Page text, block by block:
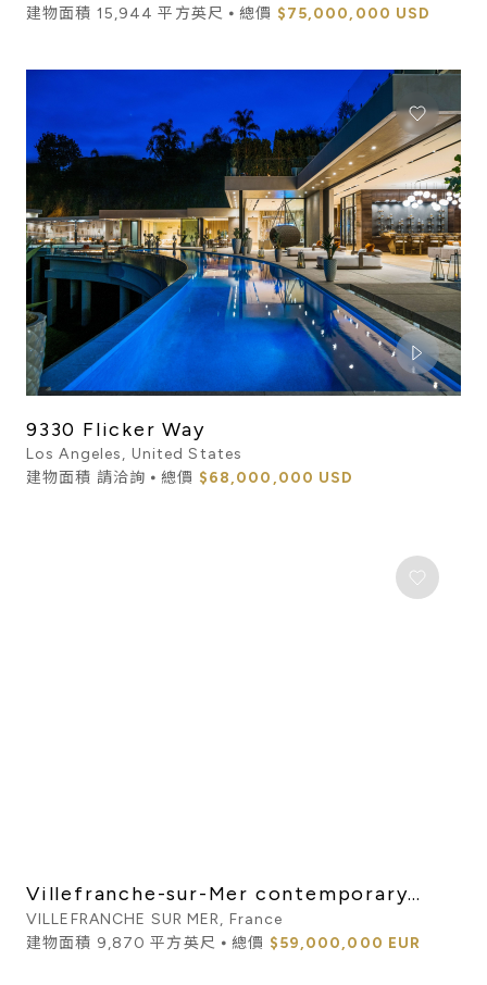
建物面積 15,944 平方英尺 ⦁ 總價 $75,000,000 USD
9330 Flicker Way
Los Angeles, United States
建物面積 請洽詢 ⦁ 總價 $68,000,000 USD
Villefranche-sur-Mer contemporary
estate with panoramic sea ...
VILLEFRANCHE SUR MER, France
建物面積 9,870 平方英尺 ⦁ 總價 $59,000,000 EUR